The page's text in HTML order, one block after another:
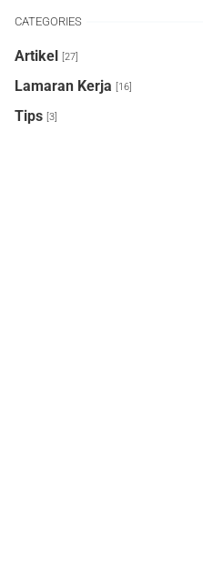
CATEGORIES
Artikel [27]
Lamaran Kerja [16]
Tips [3]